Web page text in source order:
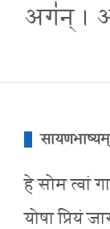
अग॑न् ।
सायणभाष्यम्
हे सोम त्वां
योषा प्रियं